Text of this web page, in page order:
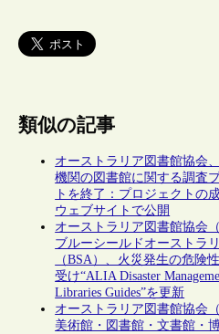
類似の記事
オーストラリア図書館協会
機関の図書館に関する調査
トを終了：プロジェクトの
ウェブサイトで公開
オーストラリア図書館協会
ブルーシールドオーストラ
（BSA）、火災発生の危険
受け“ALIA Disaster
Libraries Guides”を更新
オーストラリア図書館協会
美術館・図書館・文書館・